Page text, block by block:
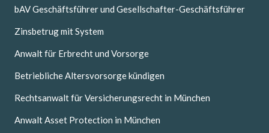
bAV Geschäftsführer und Gesellschafter-Geschäftsführer
Zinsbetrug mit System
Anwalt für Erbrecht und Vorsorge
Betriebliche Altersvorsorge kündigen
Rechtsanwalt für Versicherungsrecht in München
Anwalt Asset Protection in München